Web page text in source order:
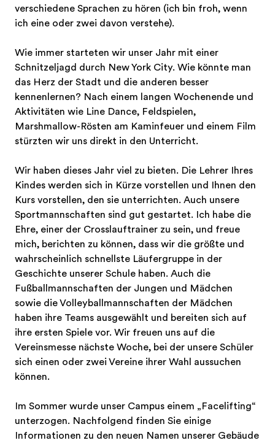
verschiedene Sprachen zu hören (ich bin froh, wenn
ich eine oder zwei davon verstehe).
Wie immer starteten wir unser Jahr mit einer
Schnitzeljagd durch New York City. Wie könnte man
das Herz der Stadt und die anderen besser
kennenlernen? Nach einem langen Wochenende und
Aktivitäten wie Line Dance, Feldspielen,
Marshmallow-Rösten am Kaminfeuer und einem Film
stürzten wir uns direkt in den Unterricht.
Wir haben dieses Jahr viel zu bieten. Die Lehrer Ihres
Kindes werden sich in Kürze vorstellen und Ihnen den
Kurs vorstellen, den sie unterrichten. Auch unsere
Sportmannschaften sind gut gestartet. Ich habe die
Ehre, einer der Crosslauftrainer zu sein, und freue
mich, berichten zu können, dass wir die größte und
wahrscheinlich schnellste Läufergruppe in der
Geschichte unserer Schule haben. Auch die
Fußballmannschaften der Jungen und Mädchen
sowie die Volleyballmannschaften der Mädchen
haben ihre Teams ausgewählt und bereiten sich auf
ihre ersten Spiele vor. Wir freuen uns auf die
Vereinsmesse nächste Woche, bei der unsere Schüler
sich einen oder zwei Vereine ihrer Wahl aussuchen
können.
Im Sommer wurde unser Campus einem „Facelifting“
unterzogen. Nachfolgend finden Sie einige
Informationen zu den neuen Namen unserer Gebäude